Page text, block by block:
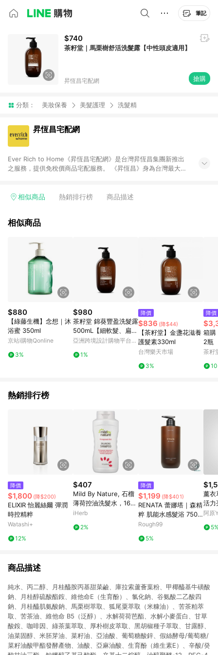
筆記
$740
茶籽堂｜馬栗樹舒活洗髮露【中性頭皮適用】
昇恆昌宅配網 搶購
分類： 美妝保養 美髮護理 洗髮精
昇恆昌宅配網
Ever Rich to Home《昇恆昌宅配網》是台灣昇恆昌集團新推出
之服務，提供免稅價商品宅配服務。 《昇恆昌》身為台灣最大的
費者最高品質的購物體驗。不限時間地點的限制，任何時候只要
相似商品 熱銷排行榜 商品描述
相似商品
$880
【綠藤生機】念想｜沐
浴蜜 350ml
京站i購物Qonline
3%
$980
茶籽堂 錦葵豐盈洗髮露
500mL【細軟髮、扁塌
髮適用】
亞洲跨境設計購物平台
1%
降價
$836 (降$44)
【茶籽堂】金盞花滋養
護髮素330ml
台灣樂天市場
3%
降價
箱購
2瓶
茶籽
熱銷排行榜
降價
$1,800 (降$200)
ELIXIR 怡麗絲爾 彈潤
時控精粹
Watashi+
12%
$407
Mild By Nature, 石榴
薄荷控油洗髮水，16
液量盎司（473 毫升）
iHerb
2%
降價
$1,199 (降$401)
RENATA 蕾娜塔｜森精
粹 肌能水感髮浴 750m
lRough99
5%
薰衣
活力
阿原
商品描述
純水、丙二醇、月桂醯胺丙基甜菜鹼、庫拉索蘆薈葉粉、甲椰醯基牛磺酸
鈉、月桂醇硫酸酯銨、維他命E（生育酚）、氯化鈉、谷氨酸二乙酸四
鈉、月桂醯肌氨酸鈉、馬栗樹萃取、狐尾粟萃取（米糠油）、苦茶粕萃
取、苦茶油、維他命 B5（泛醇）、水解荷荷芭酯、水解小麥蛋白、甘草
酸銨、咖啡因、綠茶葉萃取、厚朴樹皮萃取、黑胡椒種子萃取、甘露醇、
油菜固醇、米胚芽油、菜籽油、亞油酸、葡萄糖酸鋅、假絲酵母/葡萄糖/
菜籽油酸甲酯發酵產物、油酸、亞麻油酸、生育酚（維生素E）、辛酸/癸